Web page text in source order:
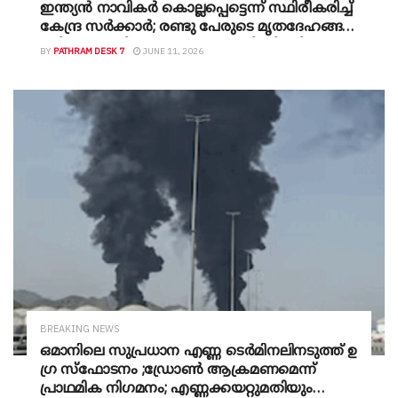
ഇന്ത്യൻ നാവികർ കൊല്ലപ്പെട്ടെന്ന് സ്ഥിരീകരിച്ച്
കേന്ദ്ര സർക്കാർ; രണ്ടു പേരുടെ മൃതദേഹങ്ങൾ
ലഭിച്ചു; ശേഷിക്കുന്നയാൾക്കായി തിരച്ചിൽ
BY PATHRAM DESK 7 JUNE 11, 2026
BREAKING NEWS
ഒമാനിലെ സുപ്രധാന എണ്ണ ടെർമിനലിനടുത്ത് ഉ​
ഗ്ര സ്ഫോടനം ;ഡ്രോൺ ആക്രമണമെന്ന്
പ്രാഥമിക നി​ഗമനം; എണ്ണക്കയറ്റുമതിയും